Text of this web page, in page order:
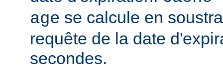
age se calcule en
requête de la date
secondes.